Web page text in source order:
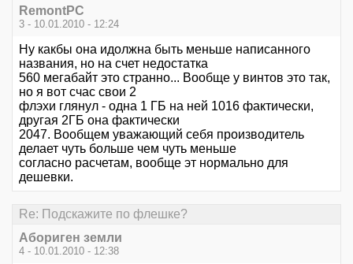
RemontPC
3 - 10.01.2010 - 12:24
Ну какбы она идолжна быть меньше написанного
названия, но на счет недостатка
560 мегабайт это странно... Вообще у винтов это так,
но я вот счас свои 2
флэхи глянул - одна 1 ГБ на ней 1016 фактически,
другая 2ГБ она фактически
2047. Вообщем уважающий себя производитель
делает чуть больше чем чуть меньше
согласно расчетам, вообще эт нормально для
дешевки.
Re: Подскажите по флешке?
Абориген земли
4 - 10.01.2010 - 12:38